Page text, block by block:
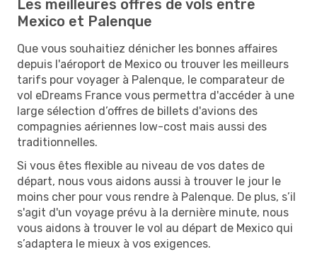
Les meilleures offres de vols entre
Mexico et Palenque
Que vous souhaitiez dénicher les bonnes affaires
depuis l'aéroport de Mexico ou trouver les meilleurs
tarifs pour voyager à Palenque, le comparateur de
vol eDreams France vous permettra d'accéder à une
large sélection d’offres de billets d'avions des
compagnies aériennes low-cost mais aussi des
traditionnelles.
Si vous êtes flexible au niveau de vos dates de
départ, nous vous aidons aussi à trouver le jour le
moins cher pour vous rendre à Palenque. De plus, s’il
s'agit d'un voyage prévu à la dernière minute, nous
vous aidons à trouver le vol au départ de Mexico qui
s’adaptera le mieux à vos exigences.